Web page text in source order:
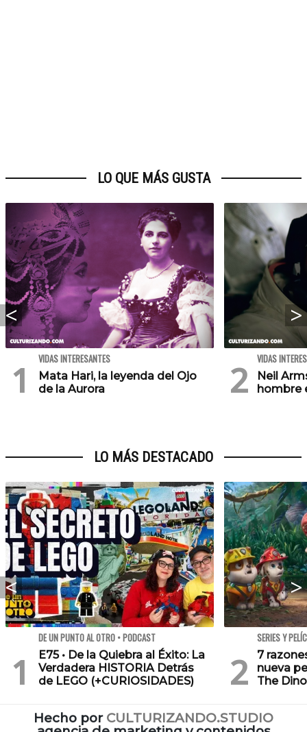
LO QUE MÁS GUSTA
VIDAS INTERESANTES
Mata Hari, la leyenda del Ojo
de la Aurora
VIDAS
Neil
hombre
LO MÁS DESTACADO
DE UN PUNTO AL OTRO • PODCAST
E75 • De la Quiebra al Éxito: La
Verdadera HISTORIA Detrás
de LEGO (+CURIOSIDADES)
SERIES Y
7
nueva
The
Hecho por CULTURIZANDO.STUDIO